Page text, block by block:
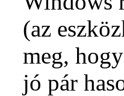
(az
meg,
jó pár